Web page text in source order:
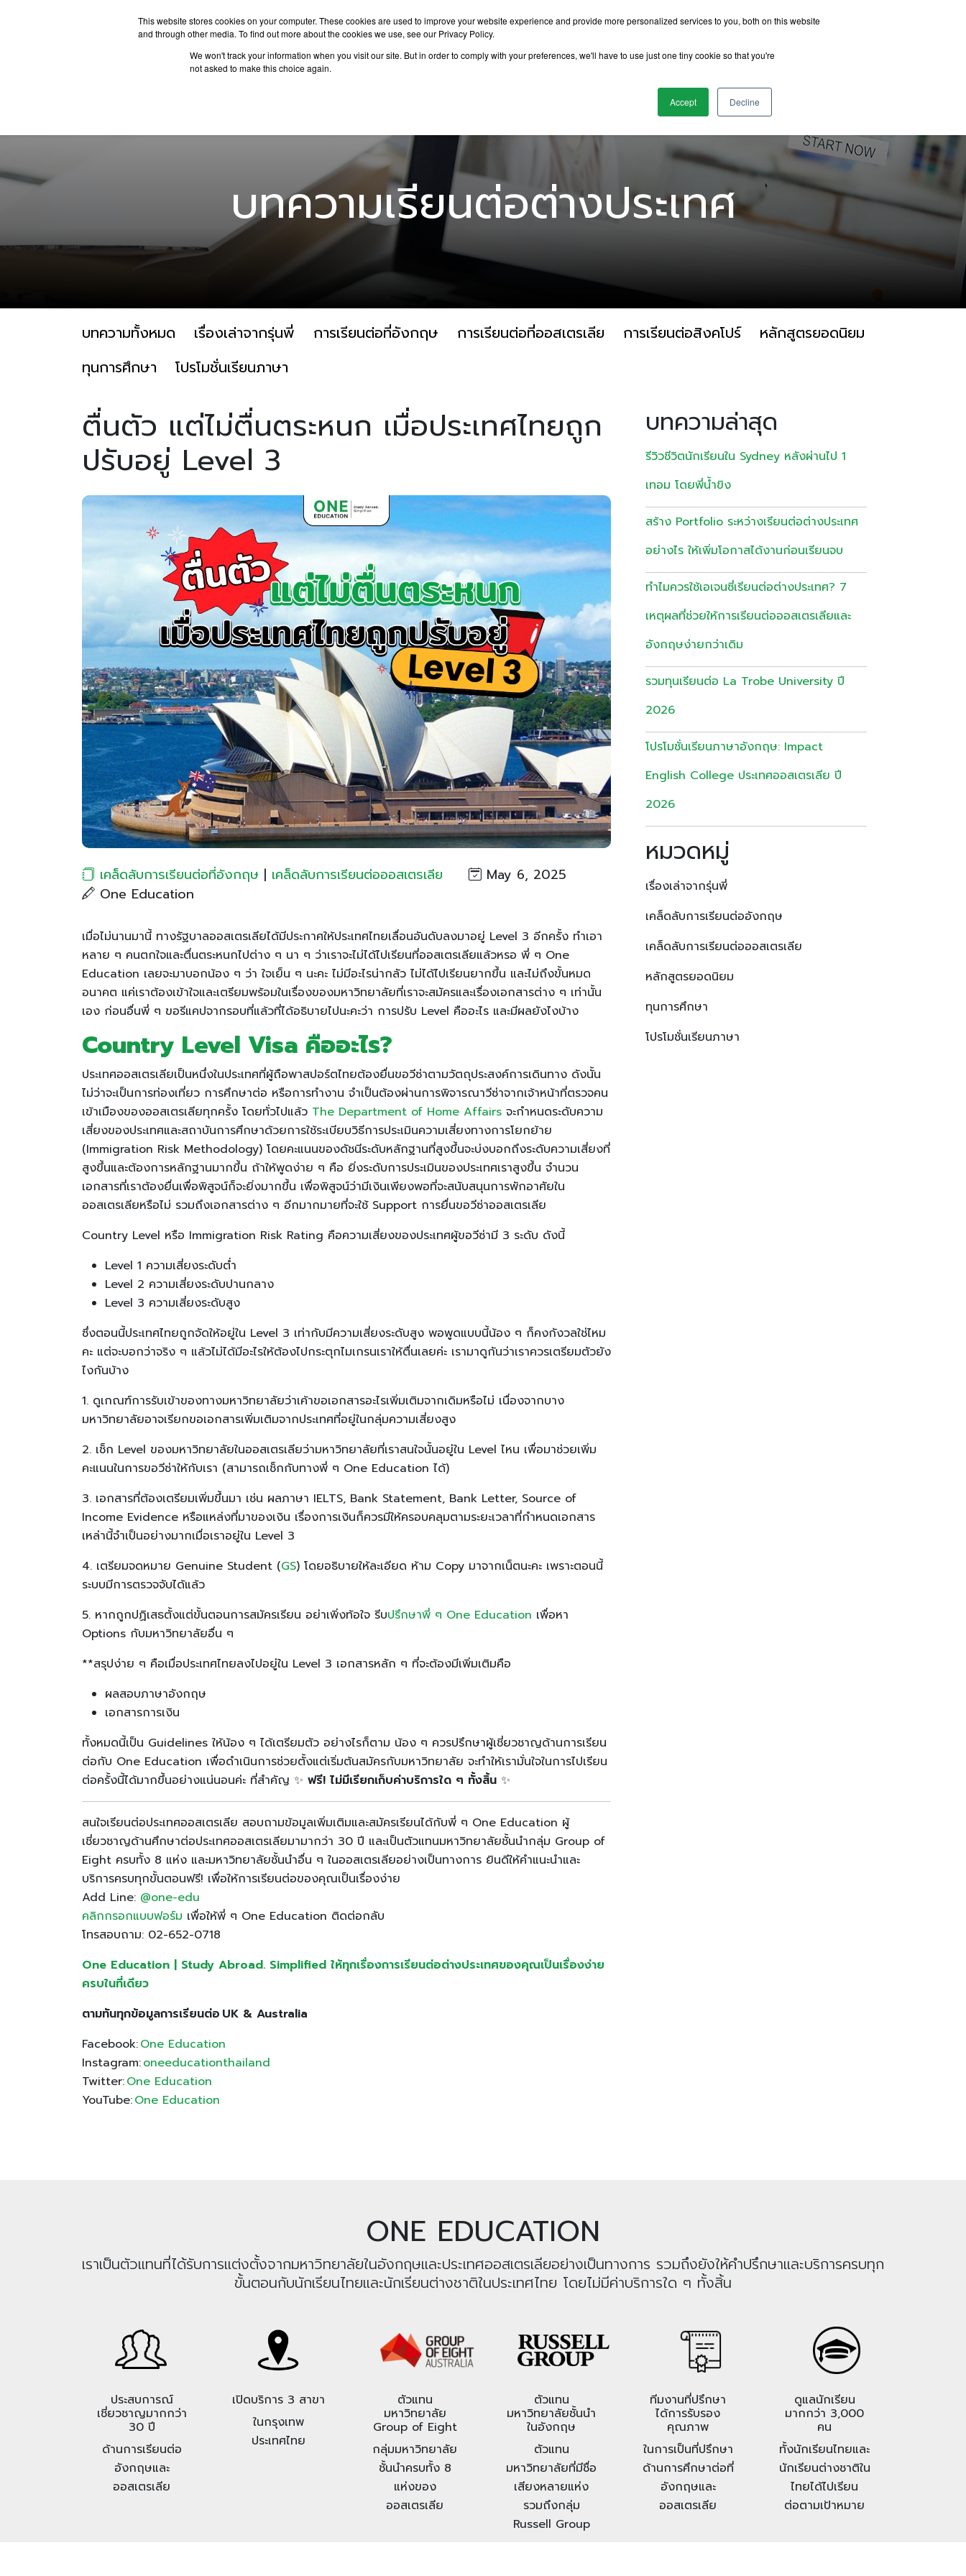
This website stores cookies on your computer. These cookies are used to improve your website experience and provide more personalized services to you, both on this website
and through other media. To find out more about the cookies we use, see our Privacy Policy.
We won't track your information when you visit our site. But in order to comply with your preferences, we'll have to use just one tiny cookie so that you're
not asked to make this choice again.
Accept Decline
ประเทศน่าเรียนต่อ
บทความเรียนต่อต่างประเทศ
บทความทั้งหมด เรื่องเล่าจากรุ่นพี่ การเรียนต่อที่อังกฤษ การเรียนต่อที่ออสเตรเลีย การเรียนต่อสิงคโปร์
หลักสูตรยอดนิยม
ทุนการศึกษา
โปรโมชั่นเรียนภาษา
ตื่นตัว แต่ไม่ตื่นตระหนก เมื่อประเทศไทยถูก
ปรับอยู่ Level 3
เคล็ดลับการเรียนต่อที่อังกฤษ | เคล็ดลับการเรียนต่อออสเตรเลีย
May 6, 2025
One Education
เมื่อไม่นานมานี้ ทางรัฐบาลออสเตรเลียได้มีประกาศให้ประเทศไทยเลื่อนอันดับลงมาอยู่ Level 3 อีกครั้ง ทำเอา
หลาย ๆ คนตกใจและตื่นตระหนกไปต่าง ๆ นา ๆ ว่าเราจะไม่ได้ไปเรียนที่ออสเตรเลียแล้วหรอ พี่ ๆ One
Education เลยจะมาบอกน้อง ๆ ว่า ใจเย็น ๆ นะคะ ไม่มีอะไรน่ากลัว ไม่ได้ไปเรียนยากขึ้น และไม่ถึงขั้นหมด
อนาคต แค่เราต้องเข้าใจและเตรียมพร้อมในเรื่องของมหาวิทยาลัยที่เราจะสมัครและเรื่องเอกสารต่าง ๆ เท่านั้น
เอง ก่อนอื่นพี่ ๆ ขอรีแคปจากรอบที่แล้วที่ได้อธิบายไปนะคะว่า การปรับ Level คืออะไร และมีผลยังไงบ้าง
Country Level Visa คืออะไร?
ประเทศออสเตรเลียเป็นหนึ่งในประเทศที่ผู้ถือพาสปอร์ตไทยต้องยื่นขอวีซ่าตามวัตถุประสงค์การเดินทาง ดังนั้น
ไม่ว่าจะเป็นการท่องเที่ยว การศึกษาต่อ หรือการทำงาน จำเป็นต้องผ่านการพิจารณาวีซ่าจากเจ้าหน้าที่ตรวจคน
เข้าเมืองของออสเตรเลียทุกครั้ง โดยทั่วไปแล้ว The Department of Home Affairs จะกำหนดระดับความ
เสี่ยงของประเทศและสถาบันการศึกษาด้วยการใช้ระเบียบวิธีการประเมินความเสี่ยงทางการโยกย้าย
(Immigration Risk Methodology) โดยคะแนนของดัชนีระดับหลักฐานที่สูงขึ้นจะบ่งบอกถึงระดับความเสี่ยงที่
สูงขึ้นและต้องการหลักฐานมากขึ้น ถ้าให้พูดง่าย ๆ คือ ยิ่งระดับการประเมินของประเทศเราสูงขึ้น จำนวน
เอกสารที่เราต้องยื่นเพื่อพิสูจน์ก็จะยิ่งมากขึ้น เพื่อพิสูจน์ว่ามีเงินเพียงพอที่จะสนับสนุนการพักอาศัยใน
ออสเตรเลียหรือไม่ รวมถึงเอกสารต่าง ๆ อีกมากมายที่จะใช้ Support การยื่นขอวีซ่าออสเตรเลีย
Country Level หรือ Immigration Risk Rating คือความเสี่ยงของประเทศผู้ขอวีซ่ามี 3 ระดับ ดังนี้
Level 1 ความเสี่ยงระดับต่ำ
Level 2 ความเสี่ยงระดับปานกลาง
Level 3 ความเสี่ยงระดับสูง
ซึ่งตอนนี้ประเทศไทยถูกจัดให้อยู่ใน Level 3 เท่ากับมีความเสี่ยงระดับสูง พอพูดแบบนี้น้อง ๆ ก็คงกังวลใช่ไหม
คะ แต่จะบอกว่าจริง ๆ แล้วไม่ได้มีอะไรให้ต้องไปกระตุกไมเกรนเราให้ตื่นเลยค่ะ เรามาดูกันว่าเราควรเตรียมตัวยัง
ไงกันบ้าง
1. ดูเกณฑ์การรับเข้าของทางมหาวิทยาลัยว่าเค้าขอเอกสารอะไรเพิ่มเติมจากเดิมหรือไม่ เนื่องจากบาง
มหาวิทยาลัยอาจเรียกขอเอกสารเพิ่มเติมจากประเทศที่อยู่ในกลุ่มความเสี่ยงสูง
2. เช็ก Level ของมหาวิทยาลัยในออสเตรเลียว่ามหาวิทยาลัยที่เราสนใจนั้นอยู่ใน Level ไหน เพื่อมาช่วยเพิ่ม
คะแนนในการขอวีซ่าให้กับเรา (สามารถเช็กกับทางพี่ ๆ One Education ได้)
3. เอกสารที่ต้องเตรียมเพิ่มขึ้นมา เช่น ผลภาษา IELTS, Bank Statement, Bank Letter, Source of
Income Evidence หรือแหล่งที่มาของเงิน เรื่องการเงินก็ควรมีให้ครอบคลุมตามระยะเวลาที่กำหนดเอกสาร
เหล่านี้จำเป็นอย่างมากเมื่อเราอยู่ใน Level 3
4. เตรียมจดหมาย Genuine Student (GS) โดยอธิบายให้ละเอียด ห้าม Copy มาจากเน็ตนะคะ เพราะตอนนี้
ระบบมีการตรวจจับได้แล้ว
5. หากถูกปฏิเสธตั้งแต่ขั้นตอนการสมัครเรียน อย่าเพิ่งท้อใจ รีบปรึกษาพี่ ๆ One Education เพื่อหา
Options กับมหาวิทยาลัยอื่น ๆ
**สรุปง่าย ๆ คือเมื่อประเทศไทยลงไปอยู่ใน Level 3 เอกสารหลัก ๆ ที่จะต้องมีเพิ่มเติมคือ
ผลสอบภาษาอังกฤษ
เอกสารการเงิน
ทั้งหมดนี้เป็น Guidelines ให้น้อง ๆ ได้เตรียมตัว อย่างไรก็ตาม น้อง ๆ ควรปรึกษาผู้เชี่ยวชาญด้านการเรียน
ต่อกับ One Education เพื่อดำเนินการช่วยตั้งแต่เริ่มต้นสมัครกับมหาวิทยาลัย จะทำให้เรามั่นใจในการไปเรียน
ต่อครั้งนี้ได้มากขึ้นอย่างแน่นอนค่ะ ที่สำคัญ ✨ ฟรี! ไม่มีเรียกเก็บค่าบริการใด ๆ ทั้งสิ้น ✨
สนใจเรียนต่อประเทศออสเตรเลีย สอบถามข้อมูลเพิ่มเติมและสมัครเรียนได้กับพี่ ๆ One Education ผู้
เชี่ยวชาญด้านศึกษาต่อประเทศออสเตรเลียมามากว่า 30 ปี และเป็นตัวแทนมหาวิทยาลัยชั้นนำกลุ่ม Group of
Eight ครบทั้ง 8 แห่ง และมหาวิทยาลัยชั้นนำอื่น ๆ ในออสเตรเลียอย่างเป็นทางการ ยินดีให้คำแนะนำและ
บริการครบทุกขั้นตอนฟรี! เพื่อให้การเรียนต่อของคุณเป็นเรื่องง่าย
Add Line: @one-edu
คลิกกรอกแบบฟอร์ม เพื่อให้พี่ ๆ One Education ติดต่อกลับ
โทรสอบถาม: 02-652-0718
One Education | Study Abroad. Simplified ให้ทุกเรื่องการเรียนต่อต่างประเทศของคุณเป็นเรื่องง่าย
ครบในที่เดียว
ตามทันทุกข้อมูลการเรียนต่อ UK & Australia
Facebook:One Education
Instagram:oneeducationthailand
Twitter:One Education
YouTube:One Education
บทความล่าสุด
รีวิวชีวิตนักเรียนใน Sydney หลังผ่านไป 1
เทอม โดยพี่น้ำขิง
สร้าง Portfolio ระหว่างเรียนต่อต่างประเทศ
อย่างไร ให้เพิ่มโอกาสได้งานก่อนเรียนจบ
ทำไมควรใช้เอเจนซี่เรียนต่อต่างประเทศ? 7
เหตุผลที่ช่วยให้การเรียนต่อออสเตรเลียและ
อังกฤษง่ายกว่าเดิม
รวมทุนเรียนต่อ La Trobe University ปี
2026
โปรโมชั่นเรียนภาษาอังกฤษ: Impact
English College ประเทศออสเตรเลีย ปี
2026
หมวดหมู่
เรื่องเล่าจากรุ่นพี่
เคล็ดลับการเรียนต่ออังกฤษ
เคล็ดลับการเรียนต่อออสเตรเลีย
หลักสูตรยอดนิยม
ทุนการศึกษา
โปรโมชั่นเรียนภาษา
ONE EDUCATION
เราเป็นตัวแทนที่ได้รับการแต่งตั้งจากมหาวิทยาลัยในอังกฤษและประเทศออสเตรเลียอย่างเป็นทางการ รวมถึงยังให้คำปรึกษาและบริการครบทุก
ขั้นตอนกับนักเรียนไทยและนักเรียนต่างชาติในประเทศไทย โดยไม่มีค่าบริการใด ๆ ทั้งสิ้น
ประสบการณ์
เชี่ยวชาญมากกว่า
30 ปี
ด้านการเรียนต่อ
อังกฤษและ
ออสเตรเลีย
เปิดบริการ 3 สาขา
ในกรุงเทพ
ประเทศไทย
ตัวแทน
มหาวิทยาลัย
Group of Eight
กลุ่มมหาวิทยาลัย
ชั้นนำครบทั้ง 8
แห่งของ
ออสเตรเลีย
ตัวแทน
มหาวิทยาลัยชั้นนำ
ในอังกฤษ
ตัวแทน
มหาวิทยาลัยที่มีชื่อ
เสียงหลายแห่ง
รวมถึงกลุ่ม
Russell Group
ทีมงานที่ปรึกษา
ได้การรับรอง
คุณภาพ
ในการเป็นที่ปรึกษา
ด้านการศึกษาต่อที่
อังกฤษและ
ออสเตรเลีย
ดูแลนักเรียน
มากกว่า 3,000
คน
ทั้งนักเรียนไทยและ
นักเรียนต่างชาติใน
ไทยได้ไปเรียน
ต่อตามเป้าหมาย